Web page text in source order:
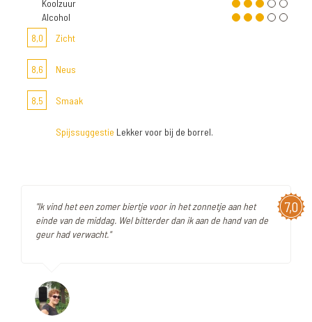
Koolzuur
Alcohol
8,0
Zicht
8,6 Neus
8,5 Smaak
Spijssuggestie Lekker voor bij de borrel.
7,0
"Ik vind het een zomer biertje voor in het zonnetje aan het
einde van de middag. Wel bitterder dan ik aan de hand van de
geur had verwacht."